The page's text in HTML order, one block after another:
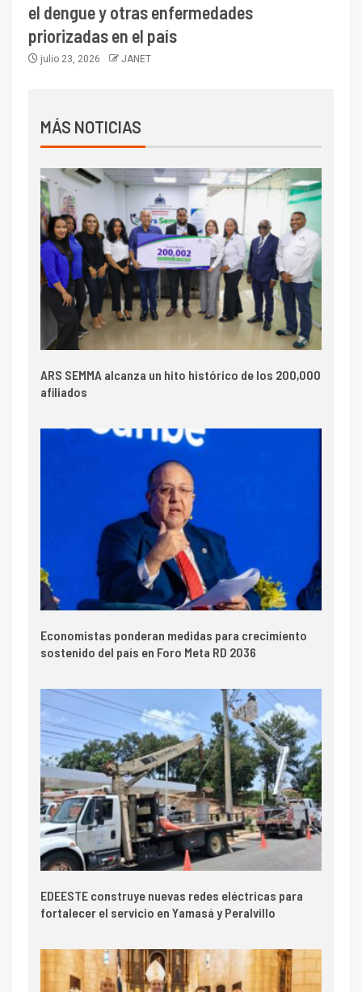
el dengue y otras enfermedades
priorizadas en el país
julio 23, 2026 JANET
MÁS NOTICIAS
ARS SEMMA alcanza un hito histórico de los 200,000
afiliados
Economistas ponderan medidas para crecimiento
sostenido del país en Foro Meta RD 2036
EDEESTE construye nuevas redes eléctricas para
fortalecer el servicio en Yamasá y Peralvillo